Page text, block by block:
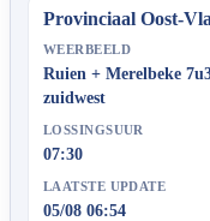
Provinciaal Oost-
WEERBEELD
Ruien + Merelbeke
zuidwest
LOSSINGSUUR
07:30
LAATSTE UPDATE
05/08 06:54